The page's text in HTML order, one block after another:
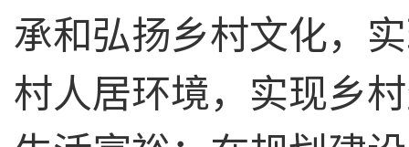
承和弘扬乡村文化，
村人居环境，实现乡